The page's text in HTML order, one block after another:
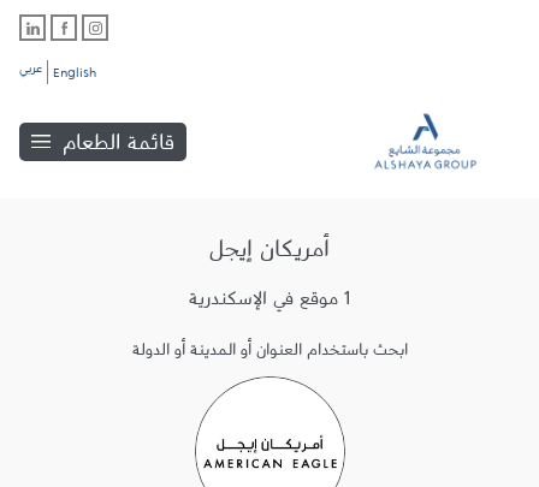
English عربي
قائمة الطعام
أمريكان إيجل
1 موقع في الإسكندرية
ابحث باستخدام العنوان أو المدينة أو الدولة